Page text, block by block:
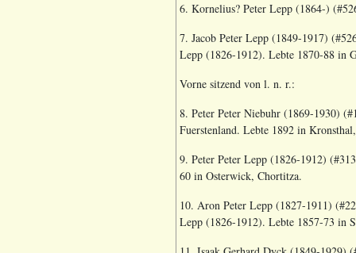
6. Kornelius? Peter Lepp (1864-)
7. Jacob Peter Lepp (1849-1917)
Lepp (1826-1912). Lebte 1870-88 in
Vorne sitzend von l. n. r.:
8. Peter Peter Niebuhr (1869-1930)
Fuerstenland. Lebte 1892 in
9. Peter Peter Lepp (1826-1912)
60 in Osterwick, Chortitza.
10. Aron Peter Lepp (1827-1911)
Lepp (1826-1912). Lebte 1857-73 in